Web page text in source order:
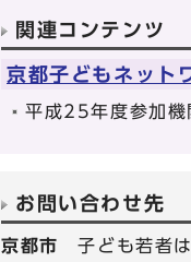
関連コンテンツ
京都子どもネット
平成25年度参加機
お問い合わせ先
京都市子ども若者